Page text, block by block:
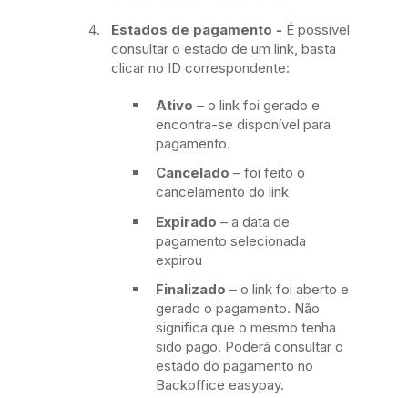
Estados de pagamento - É possível
consultar o estado de um link, basta
clicar no ID correspondente:
Ativo – o link foi gerado e
encontra-se disponível para
pagamento.
Cancelado – foi feito o
cancelamento do link
Expirado – a data de
pagamento selecionada
expirou
Finalizado – o link foi aberto e
gerado o pagamento. Não
significa que o mesmo tenha
sido pago. Poderá consultar o
estado do pagamento no
Backoffice easypay.